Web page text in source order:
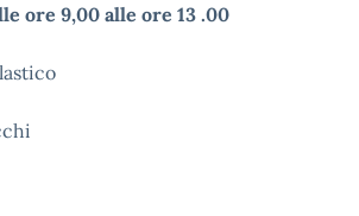
ore 9,00 alle ore 13 .00